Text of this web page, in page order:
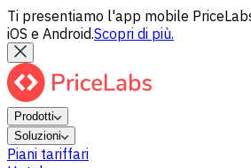
Ti presentiamo l'app mobile
iOS e Android.Scopri di più.
Prodotti
Soluzioni
Piani tariffari